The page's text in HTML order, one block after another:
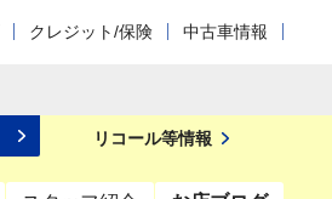
クレジット/保険 中古車情報
リコール等情報